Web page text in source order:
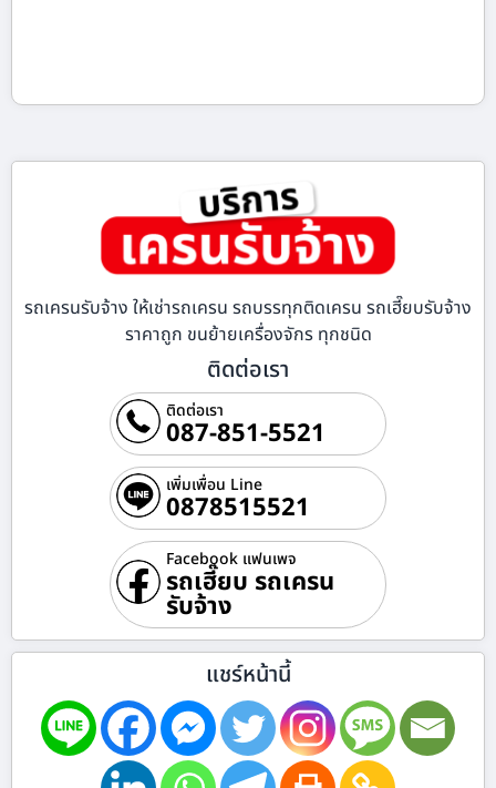
รถเครนรับจ้าง ให้เช่ารถเครน รถบรรทุกติดเครน รถเฮี๊ยบรับจ้าง
ราคาถูก ขนย้ายเครื่องจักร ทุกชนิด
ติดต่อเรา
ติดต่อเรา
087-851-5521
เพิ่มเพื่อน Line
0878515521
Facebook แฟนเพจ
รถเฮี๊ยบ รถเครน
รับจ้าง
แชร์หน้านี้